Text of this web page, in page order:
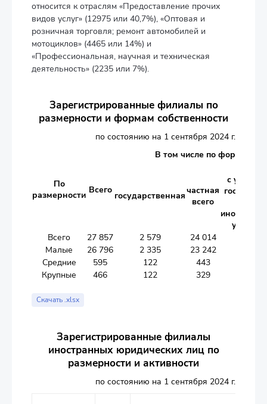
относится к отраслям «Предоставление прочих
видов услуг» (12975 или 40,7%), «Оптовая и
розничная торговля; ремонт автомобилей и
мотоциклов» (4465 или 14%) и
«Профессиональная, научная и техническая
деятельность» (2235 или 7%).
Зарегистрированные филиалы по
размерности и формам собственности
по состоянию на 1 сентября 2024 г.
По
размерности Всего
В том числе по формам и
государственнаячастная
всего
с
участия)
Всего
27 857 2 579 24 014
Малые
26 796 2 335 23 242
Средние
595 122 443
Крупные
466 122 329
Скачать .xlsx
Зарегистрированные филиалы
иностранных юридических лиц по
размерности и активности
по состоянию на 1 сентября 2024 г.